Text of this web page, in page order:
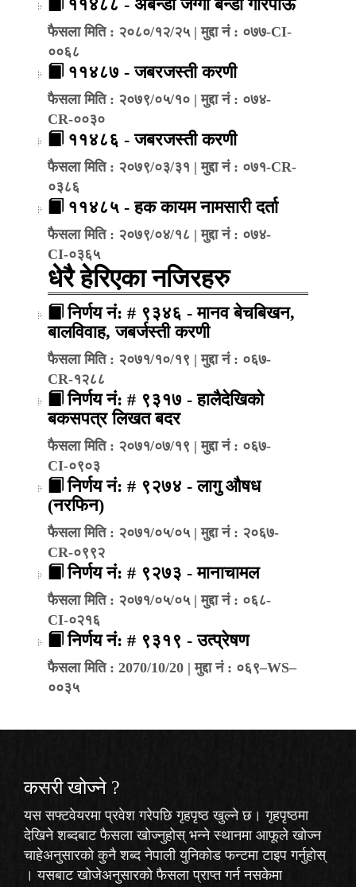
११४८८ - अबन्डा जग्गा बन्डा गरिपाऊँ
फैसला मिति : २०८०/१२/२५ | मुद्दा नं : ०७७-CI-
००६८
११४८७ - जबरजस्ती करणी
फैसला मिति : २०७९/०५/१० | मुद्दा नं : ०७४-
CR-००३०
११४८६ - जबरजस्ती करणी
फैसला मिति : २०७९/०३/३१ | मुद्दा नं : ०७१-CR-
०३८६
११४८५ - हक कायम नामसारी दर्ता
फैसला मिति : २०७९/०४/१८ | मुद्दा नं : ०७४-
CI-०३६५
धेरै हेरिएका नजिरहरु
निर्णय नं: # ९३४६ - मानव बेचबिखन,
बालविवाह, जबर्जस्ती करणी
फैसला मिति : २०७१/१०/१९ | मुद्दा नं : ०६७-
CR-१२८८
निर्णय नं: # ९३१७ - हालैदेखिको
बकसपत्र लिखत बदर
फैसला मिति : २०७१/०७/१९ | मुद्दा नं : ०६७-
CI-०९०३
निर्णय नं: # ९२७४ - लागु औषध
(नरफिन)
फैसला मिति : २०७१/०५/०५ | मुद्दा नं : २०६७-
CR-०९९२
निर्णय नं: # ९२७३ - मानाचामल
फैसला मिति : २०७१/०५/०५ | मुद्दा नं : ०६८-
CI-०२१६
निर्णय नं: # ९३१९ - उत्प्रेषण
फैसला मिति : 2070/10/20 | मुद्दा नं : ०६९–WS–
००३५
कसरी खोज्‍ने ?
यस सफ्टवेयरमा प्रवेश गरेपछि गृहपृष्ठ खुल्ने छ। गृहपृष्ठमा
देखिने शब्दबाट फैसला खोज्नुहोस् भन्ने स्थानमा आफूले खोज्न
चाहेअनुसारको कुनै शब्द नेपाली युनिकोड फन्टमा टाइप गर्नुहोस्
। यसबाट खोजेअनुसारको फैसला प्राप्त गर्न नसकेमा